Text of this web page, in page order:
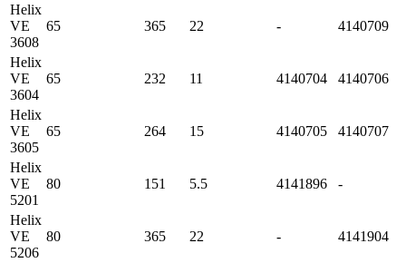
Helix
VE
3608
65 365 22 - 4140709
Helix
VE
3604
65 232 11 4140704 4140706
Helix
VE
3605
65 264 15 4140705 4140707
Helix
VE
5201
80 151 5.5 4141896 -
Helix
VE
5206
80 365 22 - 4141904